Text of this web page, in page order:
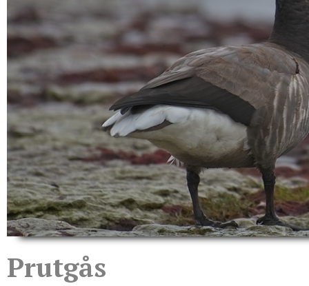
Prutgås